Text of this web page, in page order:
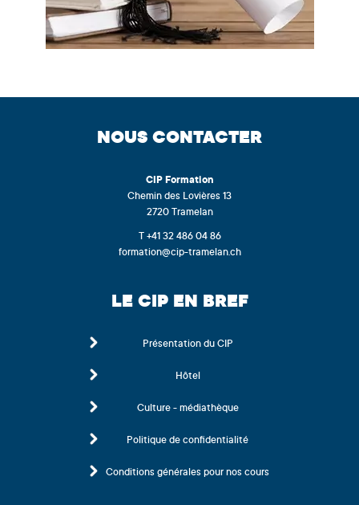
NOUS CONTACTER
CIP Formation
Chemin des Lovières 13
2720 Tramelan
T +41 32 486 04 86
formation@cip-tramelan.ch
LE CIP EN BREF
Présentation du CIP
Hôtel
Culture - médiathèque
Politique de confidentialité
Conditions générales pour nos cours